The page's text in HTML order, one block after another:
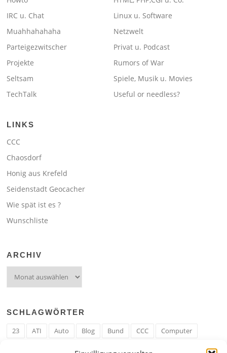
IRC u. Chat
Linux u. Software
Muahhahahaha
Netzwelt
Parteigezwitscher
Privat u. Podcast
Projekte
Rumors of War
Seltsam
Spiele, Musik u. Movies
TechTalk
Useful or needless?
LINKS
CCC
Chaosdorf
Honig aus Krefeld
Seidenstadt Geocacher
Wie spät ist es ?
Wunschliste
ARCHIV
SCHLAGWÖRTER
23 ATI Auto Blog Bund CCC
Computer